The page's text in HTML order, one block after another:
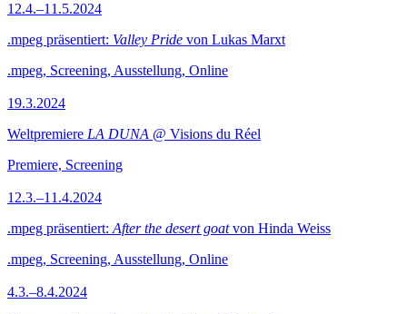
12.4.–11.5.2024
.mpeg präsentiert: Valley Pride von Lukas Marxt
.mpeg, Screening, Ausstellung, Online
19.3.2024
Weltpremiere LA DUNA @ Visions du Réel
Premiere, Screening
12.3.–11.4.2024
.mpeg präsentiert: After the desert goatvon Hinda Weiss
.mpeg, Screening, Ausstellung, Online
4.3.–8.4.2024